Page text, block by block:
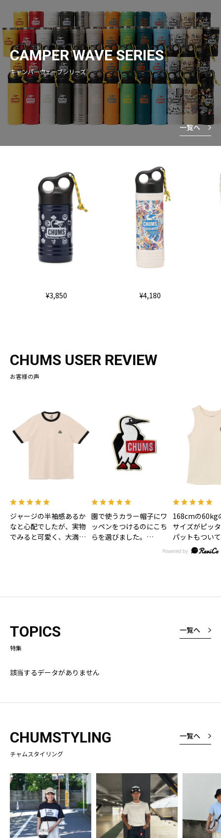
CAMPER WAVE SERIES
キャンパーウェーブシリーズ
一覧へ
¥3,850 ¥4,180
CHUMS USER REVIEW
お客様の声
ジャージの半袖感あるか
なと心配でしたが、実物
でみると可愛く、大満足
園で使うカラー帽子にワ
ッペンをつけるのにこち
らを選びました。
大きすぎずとっても可愛
168cmの60kg
サイズがピッ
パットもつい
お風呂上がり
ょうどいい感
たが、厚くて
なく、しっか
TOPICS
特集
一覧へ
該当するデータがありません
CHUMSTYLING
チャムスタイリング
一覧へ